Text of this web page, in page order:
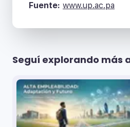
Fuente: www.up.ac.pa
Seguí explorando más